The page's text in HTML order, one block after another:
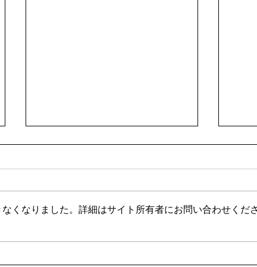
🌊ハガネの肉体を持つ職員、
🍻住
くなりました。詳細はサイト所有者にお問い合わせくださ